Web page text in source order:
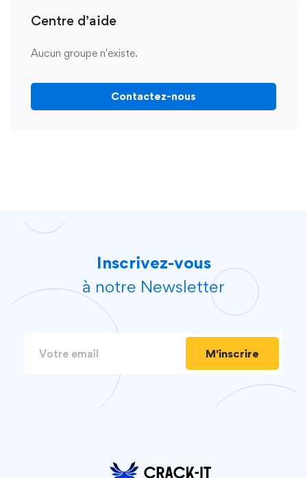
Centre d’aide
Aucun groupe n'existe.
Contactez-nous
Inscrivez-vous
à notre Newsletter
M'inscrire